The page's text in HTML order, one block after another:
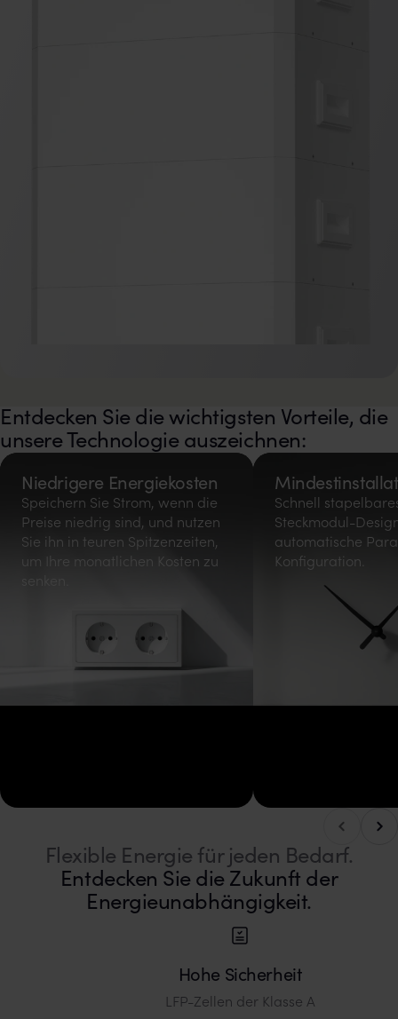
Entdecken Sie die wichtigsten Vorteile, die
unsere Technologie auszeichnen:
Niedrigere Energiekosten
Speichern Sie Strom, wenn die
Preise niedrig sind, und nutzen
Sie ihn in teuren Spitzenzeiten,
um Ihre monatlichen Kosten zu
Schnell
Steckmodul-
automatische
Konfiguration.
Nach links blättern
Flexible Energie für jeden Bedarf.
Entdecken Sie die Zukunft der
Energieunabhängigkeit.
Hohe Sicherheit
LFP-Zellen der Klasse A